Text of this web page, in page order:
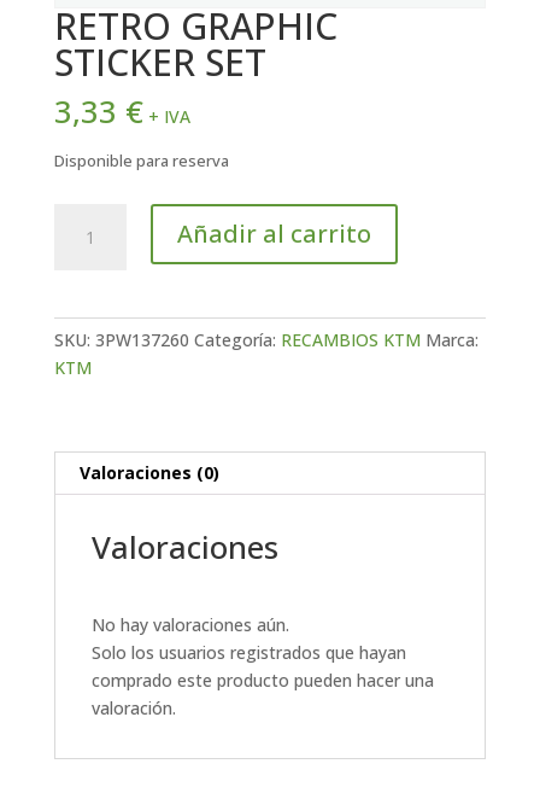
RETRO GRAPHIC
STICKER SET
3,33 € + IVA
Disponible para reserva
GRAPHIC
Añadir al carrito
SKU: 3PW137260 Categoría: RECAMBIOS KTM Marca:
KTM
Valoraciones (0)
Valoraciones
No hay valoraciones aún.
Solo los usuarios registrados que hayan
comprado este producto pueden hacer una
valoración.